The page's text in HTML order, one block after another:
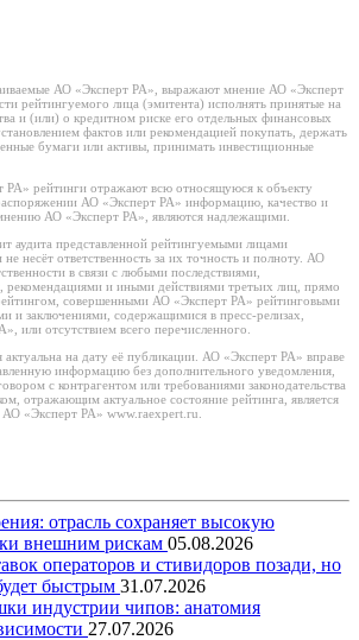
АО «Эксперт РА», выражают мнение АО «Эксперт
рейтингуемого лица (эмитента) исполнять принятые на
и (или) о кредитном риске его отдельных финансовых
фактов или рекомендацией покупать, держать
бумаги или активы, принимать инвестиционные
РА» рейтинги отражают всю относящуюся к объекту
АО «Эксперт РА» информацию, качество и
АО «Эксперт РА», являются надлежащими.
аудита представленной рейтингуемыми лицами
несёт ответственность за их точность и полноту. АО
в связи с любыми последствиями,
рекомендациями и иными действиями третьих лиц, прямо
совершенными АО «Эксперт РА» рейтинговыми
и заключениями, содержащимися в пресс-релизах,
или отсутствием всего перечисленного.
на дату её публикации. АО «Эксперт РА» вправе
информацию без дополнительного уведомления,
с контрагентом или требованиями законодательства
отражающим актуальное состояние рейтинга, является
«Эксперт РА» www.raexpert.ru.
отрасль сохраняет высокую
внешним рискам 05.08.2026
операторов и стивидоров позади, но
быстрым 31.07.2026
индустрии чипов: анатомия
27.07.2026